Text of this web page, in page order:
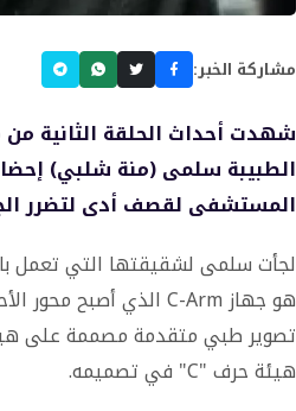
مشاركة الخبر:
شهدت أحداث الحلقة الثانية
المستشفى لقصف أدى لتضرر
لجأت سلمى لشقيقتها التي تعمل
تصوير طبي متقدمة مصممة على
هيئة حرف "C" في تصميمه.